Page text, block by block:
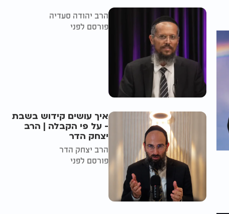
הרב יהודה סעדיה
פורסם לפני
איך עושים קידוש בשבת
- על פי הקבלה | הרב
יצחק הדר
הרב יצחק הדר
פורסם לפני